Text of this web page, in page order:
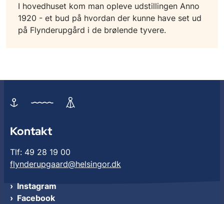
I hovedhuset kom man opleve udstillingen Anno
1920 - et bud på hvordan der kunne have set ud
på Flynderupgård i de brølende tyvere.
Kontakt
Tlf: 49 28 19 00
flynderupgaard@helsingor.dk
Instagram
Facebook